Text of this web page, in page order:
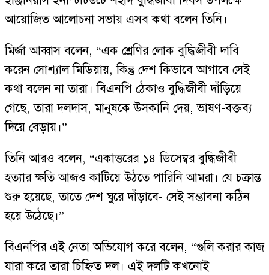
আয়োজিত আলোচনা সভায় এসব কথা বলেন তিনি।
মির্জা আব্বাস বলেন, “এক শ্রেণির লোক বুদ্ধিজীবী দাবি
করেন সোশ্যাল মিডিয়ায়, কিন্তু দেশ কিভাবে আগাবে সেই
কথা বলেন না তারা। বিএনপি ঠেকাও বুদ্ধিজীবী দাঁড়িয়ে
গেছে, তারা দলদাস, মানুষকে উসকানি দেয়, ভাষণ-বক্তব্য
দিয়ে বেড়ায়।”
তিনি আরও বলেন, “একাত্তরের ১৪ ডিসেম্বর বুদ্ধিজীবী
হত্যার ক্ষতি আজও কাটিয়ে উঠতে পারিনি আমরা। যে চক্রান্ত
শুরু হয়েছে, তাতে দেশ ঘুরে দাঁড়াবে- সেই সম্ভাবনা কঠিন
হয়ে উঠেছে।”
বিএনপির এই নেতা অভিযোগ করে বলেন, “গুলি করার কাজ
যারা করে তারা চিহ্নিত দল। এই দলটি কখনোই